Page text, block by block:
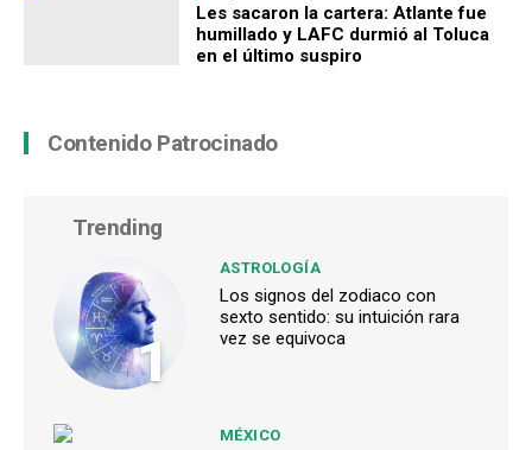
Les sacaron la cartera: Atlante fue
humillado y LAFC durmió al Toluca
en el último suspiro
Contenido Patrocinado
Trending
1
ASTROLOGÍA
Los signos del zodiaco con
sexto sentido: su intuición rara
vez se equivoca
MÉXICO